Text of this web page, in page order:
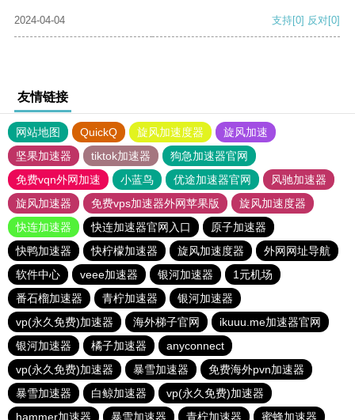
2024-04-04 支持[0] 反对[0]
友情链接
网站地图 QuickQ 旋风加速度器
旋风加速
坚果加速器
tiktok加速器
狗急加速器官网
免费vqn外网加速
小蓝鸟 优途加速器官网
风驰加速器
旋风加速器
免费vps加速器外网苹果版
旋风加速度器
快连加速器
快连加速器官网入口
原子加速器
快鸭加速器
快柠檬加速器 旋风加速度器
外网网址导航
软件中心
veee加速器 银河加速器
1元机场
番石榴加速器
青柠加速器
银河加速器
vp(永久免费)加速器
海外梯子官网
ikuuu.me加速器官网
银河加速器
橘子加速器
anyconnect
vp(永久免费)加速器
暴雪加速器
免费海外pvn加速器
暴雪加速器
白鲸加速器
vp(永久免费)加速器
hammer加速器
暴雪加速器 青柠加速器 蜜蜂加速器